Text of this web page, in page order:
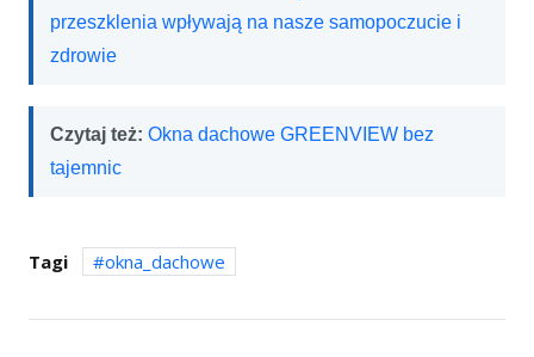
przeszklenia wpływają na nasze samopoczucie i
zdrowie
Czytaj też: Okna dachowe GREENVIEW bez
tajemnic
Tagi okna_dachowe